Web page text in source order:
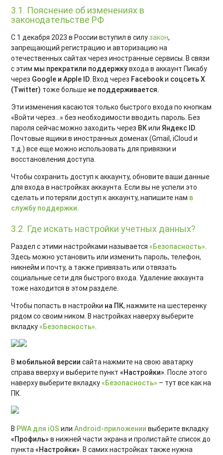
3.1. Пояснение об изменениях в
законодательстве РФ
С 1 декабря 2023 в России вступил в силузакон,
запрещающий регистрацию и авторизацию на
отечественных сайтах через иностранные сервисы. В связи
с этим мы прекратили поддержкувхода в аккаунт Пикабу
через Google и Apple ID. Вход через Facebookи соцсеть X
(Twitter) тоже больше не поддерживается.
Эти изменения касаются только быстрого входа по кнопкам
«Войти через...» без необходимости вводить пароль. Без
пароля сейчас можно заходить через ВКилиЯндекс ID.
Почтовые ящики в иностранных доменах (Gmail, iCloud и
т.д.) все еще можно использовать для привязки и
восстановления доступа.
Чтобы сохранить доступ к аккаунту, обновите ваши данные
для входа в настройках аккаунта. Если вы не успели это
сделать и потеряли доступ к аккаунту, напишите нам в
службу поддержки.
3.2. Где искать настройки учетных данных?
Раздел с этими настройками называется «Безопасность».
Здесь можно установить или изменить пароль, телефон,
никнейм и почту, а также привязать или отвязать
социальные сети для быстрого входа. Удаление аккаунта
тоже находится в этом разделе.
Чтобы попасть в настройки на ПК, нажмите на шестеренку
рядом со своим ником. В настройках наверху выберите
вкладку«Безопасность».
В мобильной версиисайта нажмите на свою аватарку
справа вверху и выберите пункт«Настройки». После этого
наверху выберите вкладку«Безопасность» – тут все как на
ПК.
В PWA для iOS илиAndroid-приложении выберите вкладку
«Профиль» в нижней части экрана и пролистайте список до
пункта«Настройки». В самих настройках также нужна